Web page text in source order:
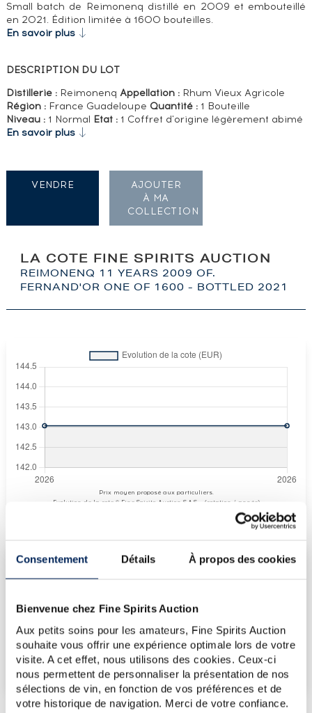
Consentement Détails À propos des cookies
Bienvenue chez Fine Spirits Auction
Aux petits soins pour les amateurs, Fine Spirits Auction
souhaite vous offrir une expérience optimale lors de votre
visite. A cet effet, nous utilisons des cookies. Ceux-ci
nous permettent de personnaliser la présentation de nos
sélections de vin, en fonction de vos préférences et de
votre historique de navigation. Merci de votre confiance.
Small batch de Reimonenq distillé en 2009 et embouteillé
en 2021. Édition limitée à 1600 bouteilles.
En savoir plus
DESCRIPTION DU LOT
Distillerie :Reimonenq Appellation :Rhum Vieux Agricole
Région : France Guadeloupe Quantité :1 Bouteille
Niveau :1 Normal Etat :1 Coffret d'origine légèrement abimé
En savoir plus
LA COTE FINE SPIRITS AUCTION
REIMONENQ 11 YEARS 2009 OF.
FERNAND'OR ONE OF 1600 - BOTTLED 2021
Prix moyen proposé aux particuliers.
Evolution de la cote © Fine Spirits Auction S.A.S. - (cotation / année)
143€
143 (plus haut annuel)
143€ (plus bas annuel)
VENDRE
AJOUTER
À MA
COLLECTION